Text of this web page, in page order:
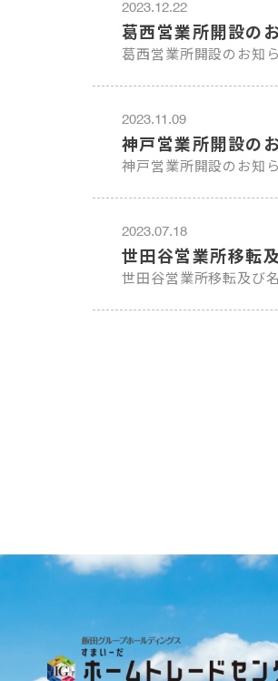
2023.12.22
葛西営業所開設の
2023.11.09
神戸営業所開設の
神戸営業所開設のお
2023.07.18
世田谷営業所移転